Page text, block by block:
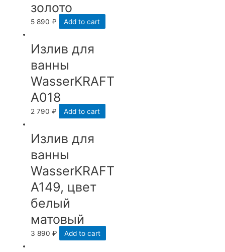
золото
5 890₽ Add to cart
Излив для
ванны
WasserKRAFT
A018
2 790₽ Add to cart
Излив для
ванны
WasserKRAFT
A149, цвет
белый
матовый
3 890₽ Add to cart